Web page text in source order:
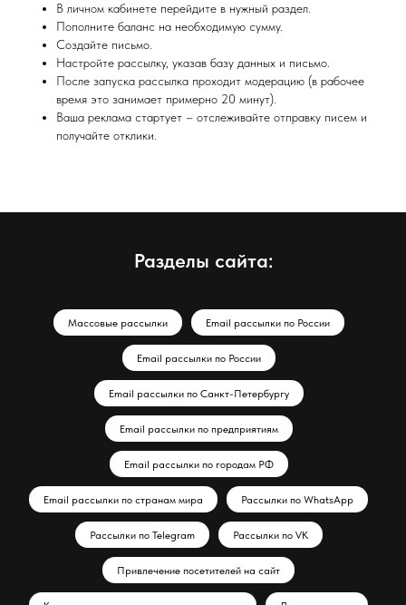
В личном кабинете перейдите в нужный раздел.
Пополните баланс на необходимую сумму.
Создайте письмо.
Настройте рассылку, указав базу данных и письмо.
После запуска рассылка проходит модерацию (в рабочее
время это занимает примерно 20 минут).
Ваша реклама стартует – отслеживайте отправку писем и
получайте отклики.
Разделы сайта:
Массовые рассылки Email рассылки по России
Email рассылки по России
Email рассылки по Санкт-Петербургу
Email рассылки по предприятиям
Email рассылки по городам РФ
Email рассылки по странам мира Рассылки по WhatsApp
Рассылки по Telegram Рассылки по VK
Привлечение посетителей на сайт